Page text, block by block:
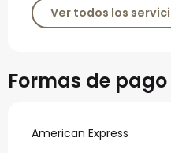
Ver todos los
Formas de pago
American Express